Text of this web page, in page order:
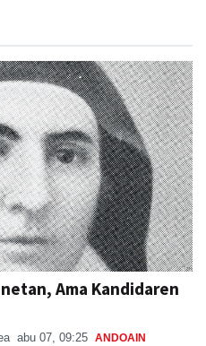
Ama Kandidaren
abu 07, 09:25 ANDOAIN